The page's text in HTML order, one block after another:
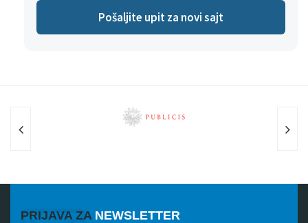
Pošaljite upit za novi sajt
PRIJAVA ZA NEWSLETTER